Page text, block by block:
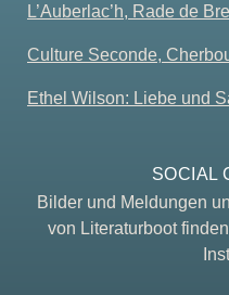
L’Auberlac’h, Rade de
Culture Seconde,
Ethel Wilson: Liebe und
SOCIAL
Bilder und Meldungen
von Literaturboot